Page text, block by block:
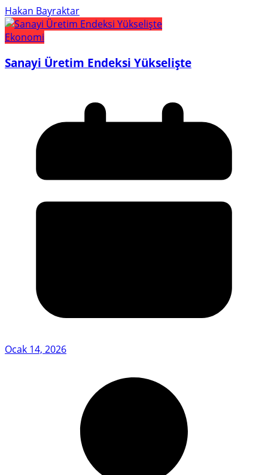
Hakan Bayraktar
Ekonomi
Sanayi Üretim Endeksi Yükselişte
Ocak 14, 2026